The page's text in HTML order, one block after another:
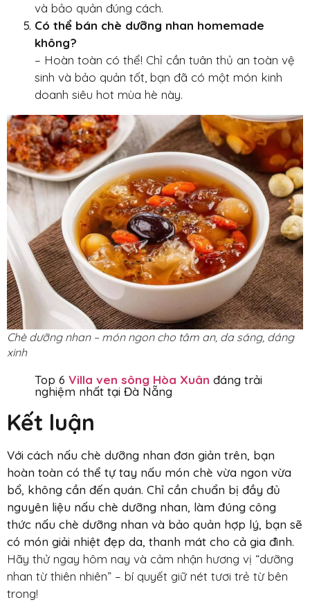
và bảo quản đúng cách.
Có thể bán chè dưỡng nhan homemade
không?
– Hoàn toàn có thể! Chỉ cần tuân thủ an toàn vệ
sinh và bảo quản tốt, bạn đã có một món kinh
doanh siêu hot mùa hè này.
Chè dưỡng nhan – món ngon cho tâm an, da sáng, dáng
xinh
Top 6 Villa ven sông Hòa Xuân đáng trải
nghiệm nhất tại Đà Nẵng
Kết luận
Với cách nấu chè dưỡng nhan đơn giản trên, bạn
hoàn toàn có thể tự tay nấu món chè vừa ngon vừa
bổ, không cần đến quán. Chỉ cần chuẩn bị đầy đủ
nguyên liệu nấu chè dưỡng nhan, làm đúng công
thức nấu chè dưỡng nhan và bảo quản hợp lý, bạn sẽ
có món giải nhiệt đẹp da, thanh mát cho cả gia đình.
Hãy thử ngay hôm nay và cảm nhận hương vị “dưỡng
nhan từ thiên nhiên” – bí quyết giữ nét tươi trẻ từ bên
trong!